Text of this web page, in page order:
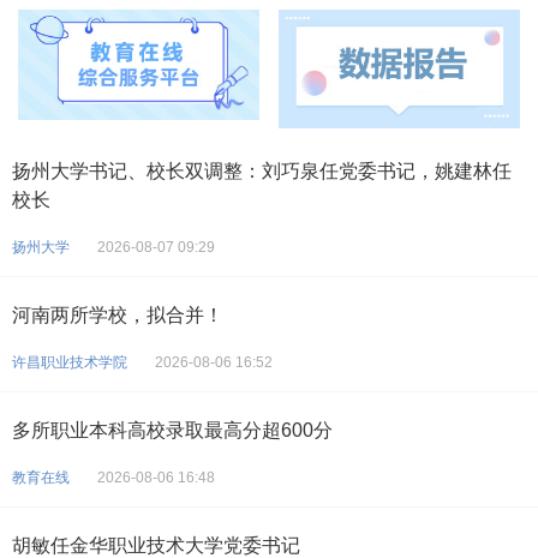
扬州大学书记、校长双调整：刘巧泉任党委书记，姚建林任
校长
扬州大学 2026-08-07 09:29
河南两所学校，拟合并！
许昌职业技术学院 2026-08-06 16:52
多所职业本科高校录取最高分超600分
教育在线 2026-08-06 16:48
胡敏任金华职业技术大学党委书记